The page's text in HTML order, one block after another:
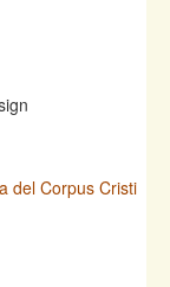
del Corpus Cristi